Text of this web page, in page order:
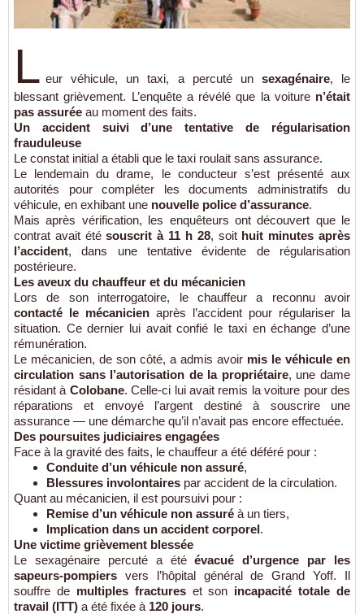
L eur véhicule, un taxi, a percuté un sexagénaire, le
blessant grièvement. L’enquête a révélé que la voiture n’était
pas assurée au moment des faits.
Un accident suivi d’une tentative de régularisation
frauduleuse
Le constat initial a établi que le taxi roulait sans assurance.
Le lendemain du drame, le conducteur s’est présenté aux
autorités pour compléter les documents administratifs du
véhicule, en exhibant une nouvelle police d’assurance.
Mais après vérification, les enquêteurs ont découvert que le
contrat avait étésouscrit à 11 h 28, soit huit minutes après
l’accident, dans une tentative évidente de régularisation
postérieure.
Les aveux du chauffeur et du mécanicien
Lors de son interrogatoire, le chauffeur a reconnu avoir
contacté le mécanicien après l’accident pour régulariser la
situation. Ce dernier lui avait confié le taxi en échange d’une
rémunération.
Le mécanicien, de son côté, a admis avoir mis le véhicule en
circulation sans l’autorisation de la propriétaire, une dame
résidant à Colobane. Celle-ci lui avait remis la voiture pour des
réparations et envoyé l’argent destiné à souscrire une
assurance — une démarche qu’il n’avait pas encore effectuée.
Des poursuites judiciaires engagées
Face à la gravité des faits, le chauffeur a été déféré pour :
Conduite d’un véhicule non assuré,
Blessures involontaires par accident de la circulation.
Quant au mécanicien, il est poursuivi pour :
Remise d’un véhicule non assuré à un tiers,
Implication dans un accident corporel.
Une victime grièvement blessée
Le sexagénaire percuté a étéévacué d’urgence par les
sapeurs-pompiers vers l’hôpital général de Grand Yoff. Il
souffre de multiples fractureset son incapacité totale de
travail (ITT) a été fixée à 120 jours.